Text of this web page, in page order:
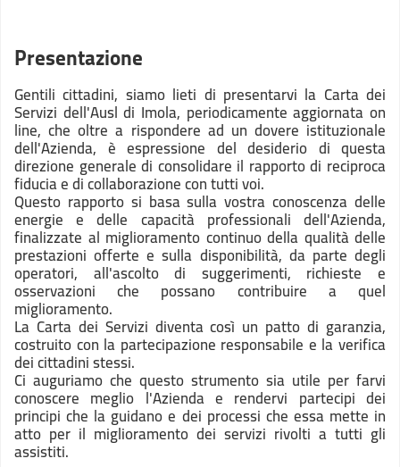
Presentazione
Gentili cittadini, siamo lieti di presentarvi la Carta dei
Servizi dell'Ausl di Imola, periodicamente aggiornata on
line, che oltre a rispondere ad un dovere istituzionale
dell'Azienda, è espressione del desiderio di questa
direzione generale di consolidare il rapporto di reciproca
fiducia e di collaborazione con tutti voi.
Questo rapporto si basa sulla vostra conoscenza delle
energie e delle capacità professionali dell'Azienda,
finalizzate al miglioramento continuo della qualità delle
prestazioni offerte e sulla disponibilità, da parte degli
operatori, all'ascolto di suggerimenti, richieste e
osservazioni che possano contribuire a quel
miglioramento.
La Carta dei Servizi diventa così un patto di garanzia,
costruito con la partecipazione responsabile e la verifica
dei cittadini stessi.
Ci auguriamo che questo strumento sia utile per farvi
conoscere meglio l'Azienda e rendervi partecipi dei
principi che la guidano e dei processi che essa mette in
atto per il miglioramento dei servizi rivolti a tutti gli
assistiti.